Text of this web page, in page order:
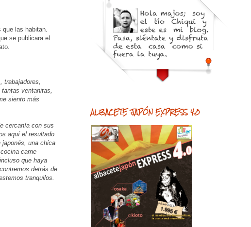
que las habitan.
se publicara el
trabajadores,
ventanitas,
siento más
cercanía con sus
aquí el resultado
una chica
carne
que haya
detrás de
tranquilos.
ALBACETE JAPÓN EXPRESS 4.0